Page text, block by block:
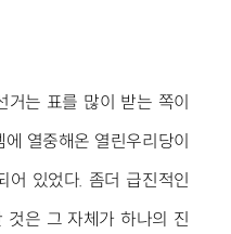
거는 표를 많이 받는 쪽이
열중해온 열린우리당이
어 있었다. 좀더 급진적인
것은 그 자체가 하나의 진